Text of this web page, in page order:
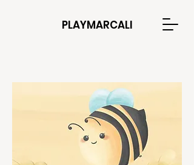
PLAYMARCALI